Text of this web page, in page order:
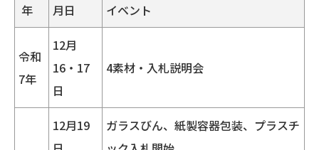
年
月日 イベント
令和
7年
12月
16・17
日
4素材・入札説明会
12月19
ガラスびん、紙製容器包装、プラスチ